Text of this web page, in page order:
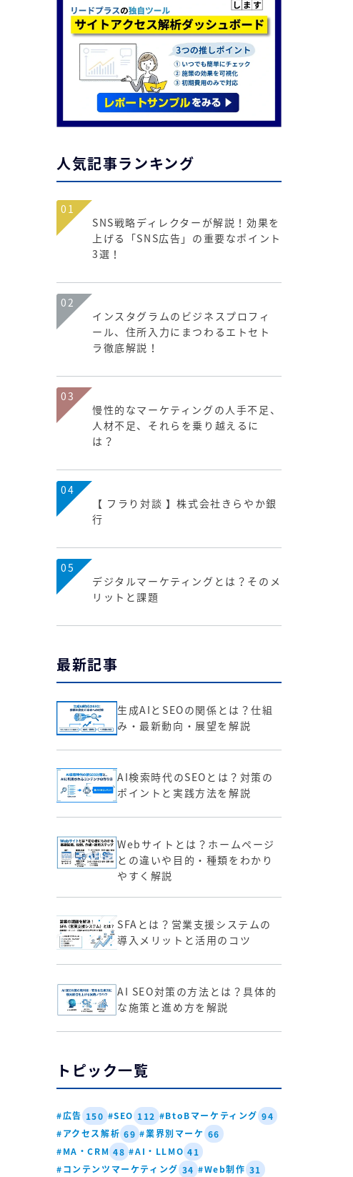
人気記事ランキング
01
SNS戦略ディレクターが解説！効果を
上げる「SNS広告」の重要なポイント
3選！
02
インスタグラムのビジネスプロフィ
ール、住所入力にまつわるエトセト
ラ徹底解説！
03
慢性的なマーケティングの人手不足、
人材不足、それらを乗り越えるに
は？
04
【 フラり対談 】株式会社きらやか銀
行
05
デジタルマーケティングとは？そのメ
リットと課題
最新記事
生成AIとSEOの関係とは？仕組
み・最新動向・展望を解説
AI検索時代のSEOとは？対策の
ポイントと実践方法を解説
Webサイトとは？ホームページ
との違いや目的・種類をわかり
やすく解説
SFAとは？営業支援システムの
導入メリットと活用のコツ
AI SEO対策の方法とは？具体的
な施策と進め方を解説
トピック一覧
#広告 150 #SEO 112 #BtoBマーケティング 94
#アクセス解析 69 #業界別マーケ 66
#MA・CRM 48 #AI・LLMO 41
#コンテンツマーケティング 34 #Web制作 31